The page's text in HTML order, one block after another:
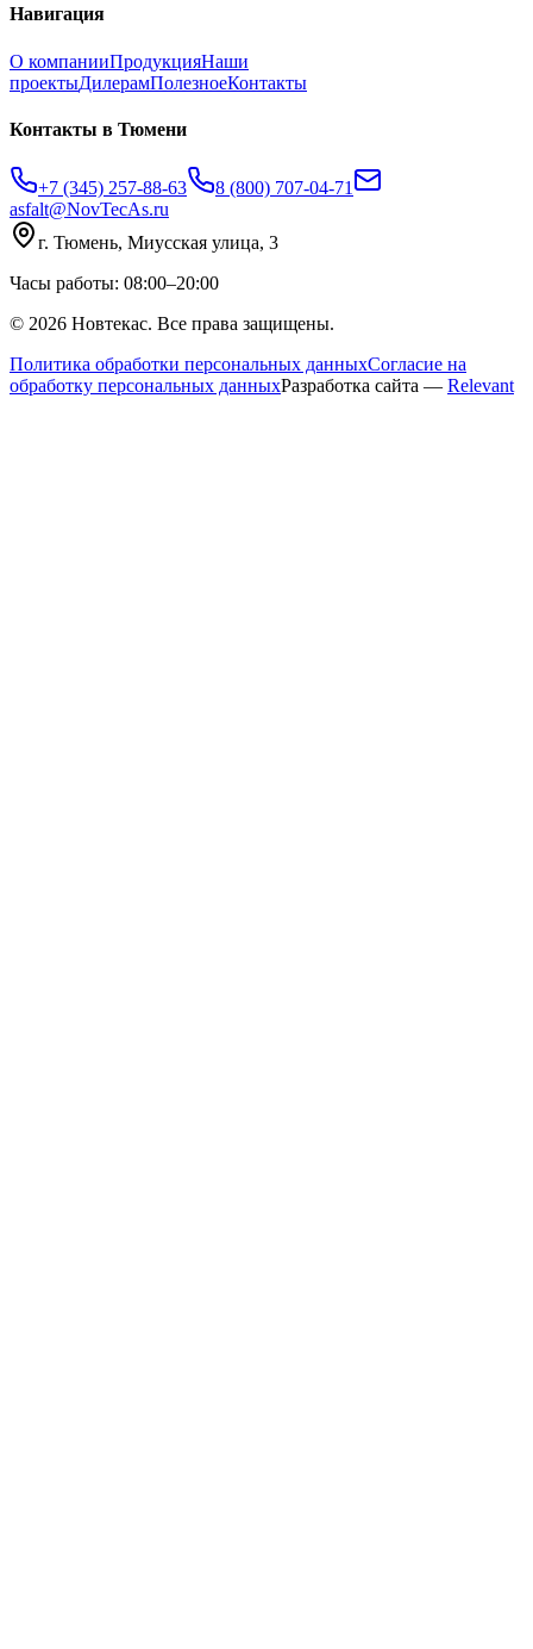
Навигация
О компанииПродукцияНаши
проектыДилерамПолезноеКонтакты
Контакты в Тюмени
+7 (345) 257-88-63
8 (800) 707-04-71
asfalt@NovTecAs.ru
г. Тюмень, Миусская улица, 3
Часы работы: 08:00–20:00
© 2026 Новтекас. Все права защищены.
Политика обработки персональных данныхСогласие на
обработку персональных данныхРазработка сайта — Relevant